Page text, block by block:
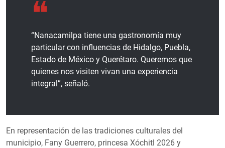
“Nanacamilpa tiene una gastronomía muy
particular con influencias de Hidalgo, Puebla,
Estado de México y Querétaro. Queremos que
quienes nos visiten vivan una experiencia
integral”, señaló.
En representación de las tradiciones culturales del
municipio, Fany Guerrero, princesa Xóchitl 2026 y